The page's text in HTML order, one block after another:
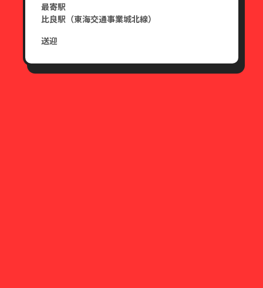
最寄駅
比良駅（東海交通事業城北線）
送迎